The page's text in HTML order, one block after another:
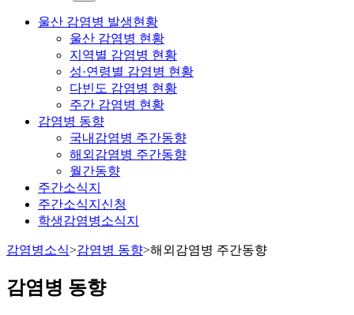
울산 감염병 발생현황
울산 감염병 현황
지역별 감염병 현황
성·연령별 감염병 현황
다빈도 감염병 현황
주간 감염병 현황
감염병 동향
국내감염병 주간동향
해외감염병 주간동향
월간동향
주간소식지
주간소식지신청
학생감염병소식지
감염병소식>감염병 동향>해외감염병 주간동향
감염병 동향